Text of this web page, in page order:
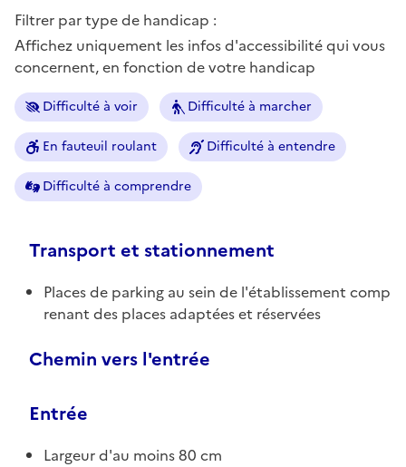
Filtrer par type de handicap :
Affichez uniquement les infos d'accessibilité qui vous
concernent, en fonction de votre handicap
Difficulté à voir Difficulté à marcher
En fauteuil roulant Difficulté à entendre
Difficulté à comprendre
Transport et stationnement
Places de parking au sein de l'établissement comp
renant des places adaptées et réservées
Chemin vers l'entrée
Entrée
Largeur d'au moins 80 cm